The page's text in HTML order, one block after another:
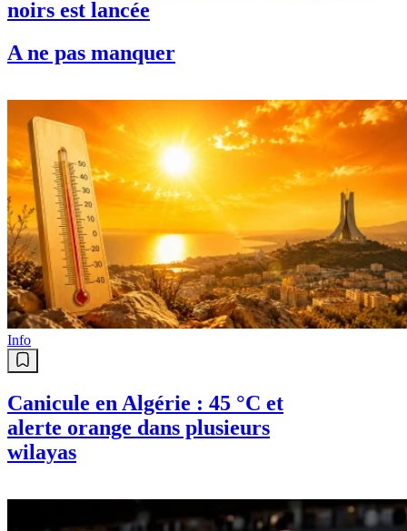
noirs est lancée
A ne pas manquer
Info
Canicule en Algérie : 45 °C et
alerte orange dans plusieurs
wilayas